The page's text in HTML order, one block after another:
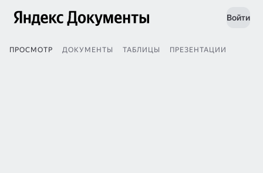
Войти
ПРОСМОТР ДОКУМЕНТЫ ТАБЛИЦЫ ПРЕЗЕНТАЦИИ